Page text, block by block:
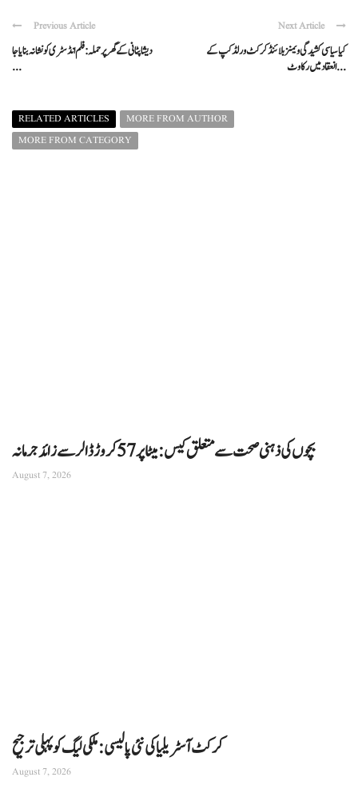
Previous Article
دیشا پٹانی کے گھر پر حملہ: فلم انڈسٹری کو نشانہ بنایا جا
...
Next Article
کیا سیاسی کشیدگی ویمنز بلائنڈ کرکٹ ورلڈ کپ کے
انعقاد میں رکاوٹ ...
RELATED ARTICLES
MORE FROM AUTHOR
MORE FROM CATEGORY
بچوں کی ذہنی صحت سے متعلق کیس: میٹا پر 57 کروڑ ڈالر سے زائد جرمانہ
August 7, 2026
کرکٹ آسٹریلیا کی نئی پالیسی: ملکی لیگ کو پہلی ترجیح
August 7, 2026